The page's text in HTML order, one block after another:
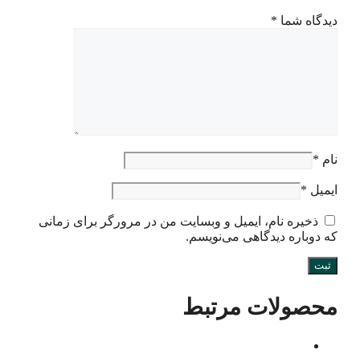
دیدگاه شما *
نام *
ایمیل *
ذخیره نام، ایمیل و وبسایت من در مرورگر برای زمانی
که دوباره دیدگاهی می‌نویسم.
محصولات مرتبط